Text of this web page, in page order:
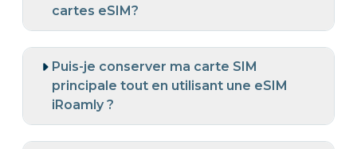
cartes eSIM?
Puis-je conserver ma carte SIM
principale tout en utilisant une eSIM
iRoamly ?